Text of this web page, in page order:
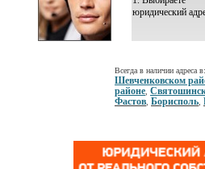
юридический
Всегда в наличии адреса в:
Шевченковском
районе
Фастов Борисполь